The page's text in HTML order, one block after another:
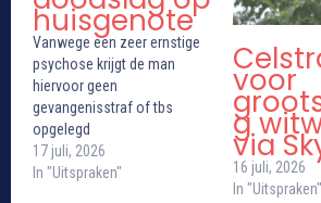
huisgenote
Vanwege een zeer ernstige
psychose krijgt de man
hiervoor geen
gevangenisstraf of tbs
opgelegd
17 juli, 2026
In "Uitspraken"
voor
g
via
16 juli, 2026
In "Uitspraken"